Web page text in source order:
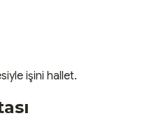
işini hallet.